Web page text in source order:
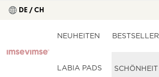
DE / CH
NEUHEITEN BESTSELLER
LABIA PADS SCHÖNHEIT